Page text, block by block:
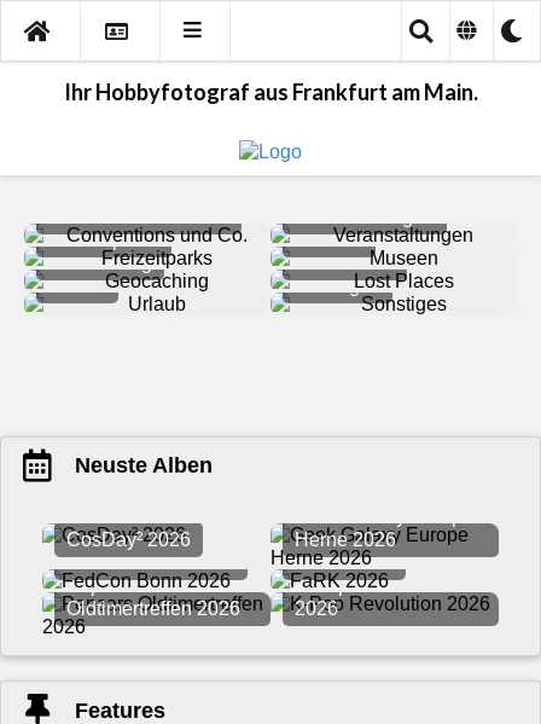
Ihr Hobbyfotograf aus Frankfurt am Main.
Freizeitparks
Museen
Geocaching
Lost Places
Urlaub
Sonstiges
Neuste Alben
CosDay² 2026
Herne 2026
FedCon Bonn 2026
FaRK 2026
Pepcars
Oldtimertreffen 2026
K-Pop Revolution
2026
Features